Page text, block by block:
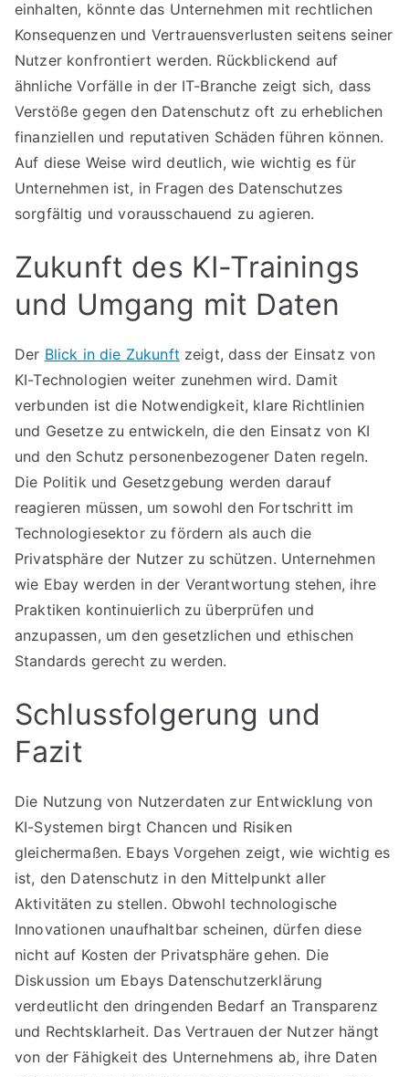
einhalten, könnte das Unternehmen mit rechtlichen
Konsequenzen und Vertrauensverlusten seitens seiner
Nutzer konfrontiert werden. Rückblickend auf
ähnliche Vorfälle in der IT-Branche zeigt sich, dass
Verstöße gegen den Datenschutz oft zu erheblichen
finanziellen und reputativen Schäden führen können.
Auf diese Weise wird deutlich, wie wichtig es für
Unternehmen ist, in Fragen des Datenschutzes
sorgfältig und vorausschauend zu agieren.
Zukunft des KI-Trainings
und Umgang mit Daten
Der Blick in die Zukunft zeigt, dass der Einsatz von
KI-Technologien weiter zunehmen wird. Damit
verbunden ist die Notwendigkeit, klare Richtlinien
und Gesetze zu entwickeln, die den Einsatz von KI
und den Schutz personenbezogener Daten regeln.
Die Politik und Gesetzgebung werden darauf
reagieren müssen, um sowohl den Fortschritt im
Technologiesektor zu fördern als auch die
Privatsphäre der Nutzer zu schützen. Unternehmen
wie Ebay werden in der Verantwortung stehen, ihre
Praktiken kontinuierlich zu überprüfen und
anzupassen, um den gesetzlichen und ethischen
Standards gerecht zu werden.
Schlussfolgerung und
Fazit
Die Nutzung von Nutzerdaten zur Entwicklung von
KI-Systemen birgt Chancen und Risiken
gleichermaßen. Ebays Vorgehen zeigt, wie wichtig es
ist, den Datenschutz in den Mittelpunkt aller
Aktivitäten zu stellen. Obwohl technologische
Innovationen unaufhaltbar scheinen, dürfen diese
nicht auf Kosten der Privatsphäre gehen. Die
Diskussion um Ebays Datenschutzerklärung
verdeutlicht den dringenden Bedarf an Transparenz
und Rechtsklarheit. Das Vertrauen der Nutzer hängt
von der Fähigkeit des Unternehmens ab, ihre Daten